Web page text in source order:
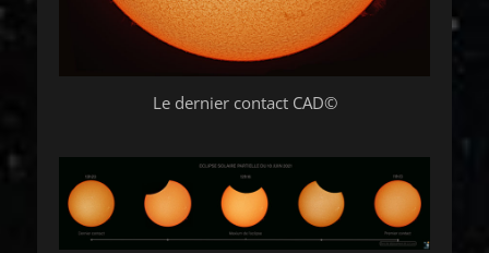
Le dernier contact CAD©